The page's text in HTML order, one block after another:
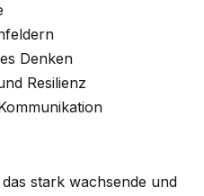
Denken
Resilienz
stark wachsende und